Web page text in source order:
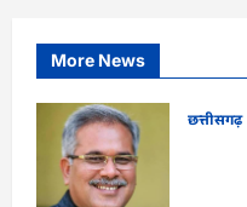
More News
छत्तीसगढ़